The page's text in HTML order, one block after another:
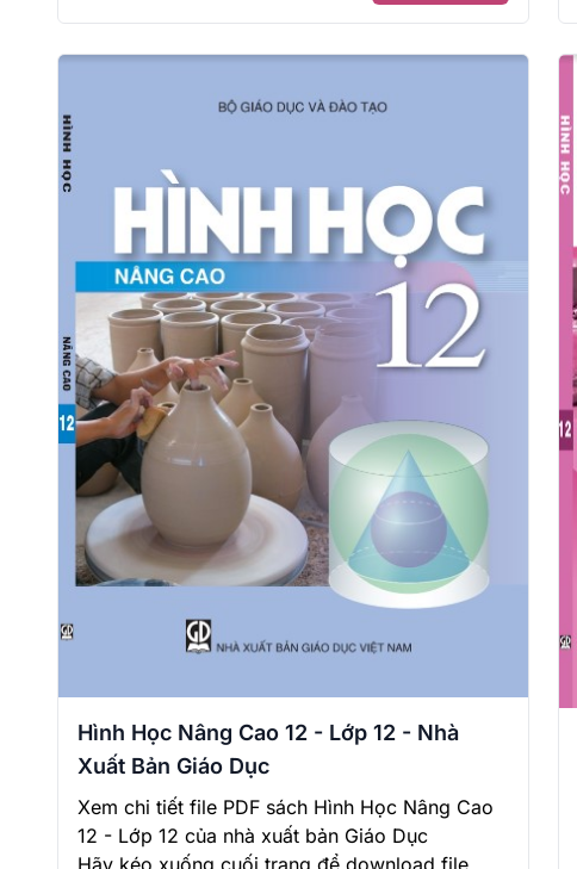
Hình Học Nâng Cao 12 - Lớp 12 - Nhà
Xuất Bản Giáo Dục
Xem chi tiết file PDF sách Hình Học Nâng Cao
12 - Lớp 12 của nhà xuất bản Giáo Dục
Hãy kéo xuống cuối trang để download file